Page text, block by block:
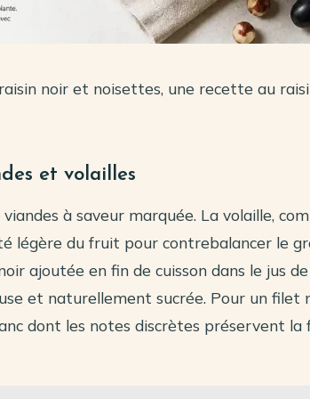
noir et noisettes, une recette au
et volailles
viandes à saveur marquée. La volaille,
légère du fruit pour contrebalancer le
ajoutée en fin de cuisson dans le jus
et naturellement sucrée. Pour un filet
dont les notes discrètes préservent la